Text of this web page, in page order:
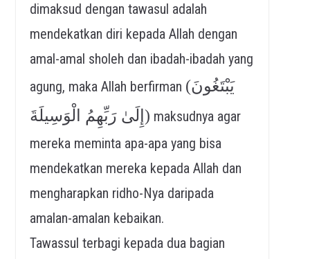
dimaksud dengan tawasul adalah
mendekatkan diri kepada Allah dengan
amal-amal sholeh dan ibadah-ibadah yang
agung, maka Allah berfirman (يَبْتَغُونَ
إِلَىٰ رَبِّهِمُ الْوَسِيلَةَ) maksudnya agar
mereka meminta apa-apa yang bisa
mendekatkan mereka kepada Allah dan
mengharapkan ridho-Nya daripada
amalan-amalan kebaikan.
Tawassul terbagi kepada dua bagian